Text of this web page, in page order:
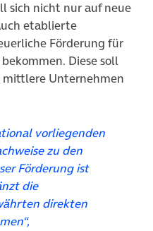
sich nicht nur auf neue
etablierte
Förderung für
Diese soll
mittlere Unternehmen
vorliegenden
zu den
Förderung ist
die
direkten